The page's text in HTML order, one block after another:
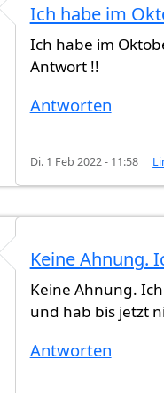
zurzeit, welche…
Ich habe im
Ich habe im
Antwort !!
Antworten
Di. 1 Feb 2022 - 11:58
zurzeit, welche…
Keine Ahnung.
Keine Ahnung.
und hab bis jetzt
Antworten